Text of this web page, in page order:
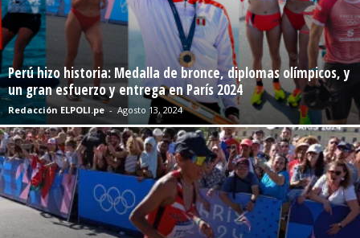
Perú hizo historia: Medalla de bronce, diplomas olímpicos, y
un gran esfuerzo y entrega en París 2024
Redacción ELPOLI.pe - Agosto 13, 2024